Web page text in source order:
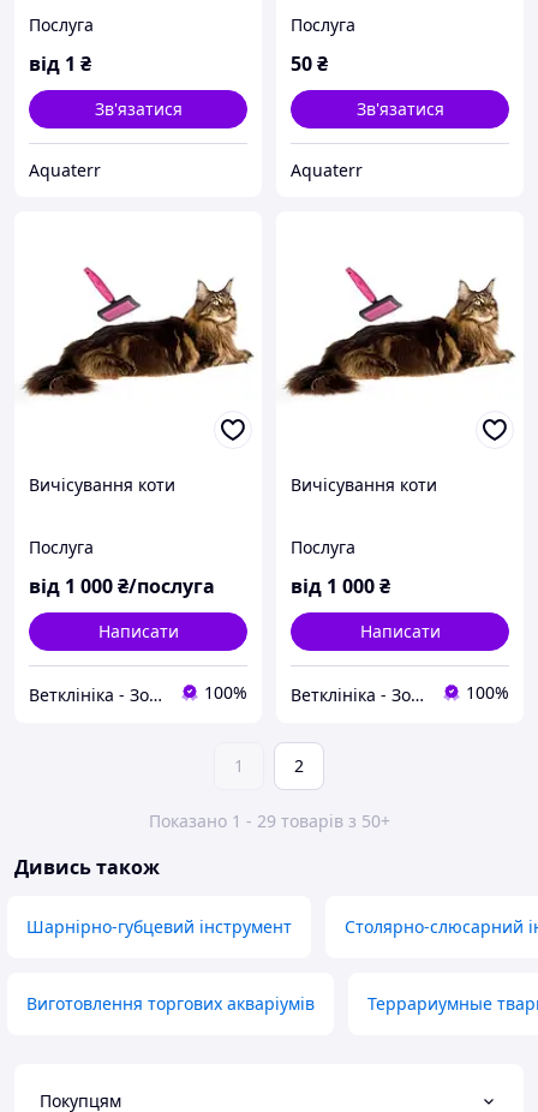
Послуга
від 1 ₴
Зв'язатися
Aquaterr
Послуга
50₴
Зв'язатися
Aquaterr
Вичісування коти
Послуга
від 1 000₴/послуга
Написати
Ветклініка - Зоомагазин - Грумінг - Зооготель ''OLVET'' 100%
Вичісування коти
Послуга
від 1 000₴
Написати
Ветклініка - Зоомагазин - Грумінг - Зооготель ''OLVET'' 100%
1 2
Показано 1 - 29 товарів з 50+
Дивись також
Шарнірно-губцевий інструмент Столярно-слюсарний
Виготовлення торгових акваріумів Террариумные
Покупцям